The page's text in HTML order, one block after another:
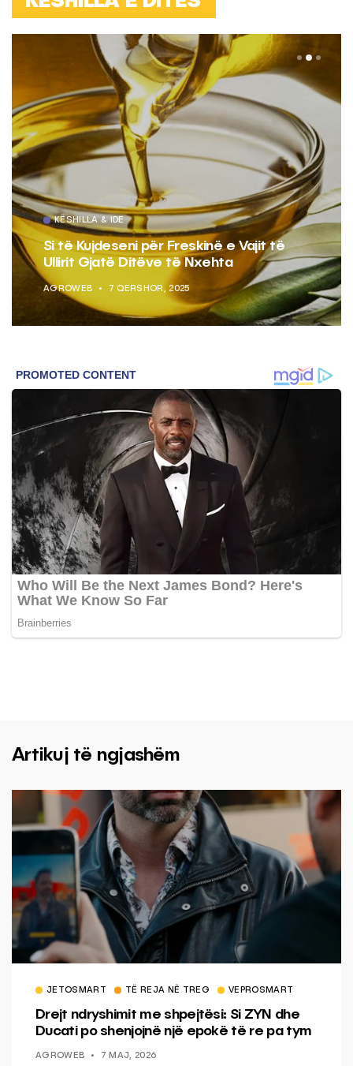
KËSHILLA & IDE
Si të Kujdeseni për Freskinë e Vajit të
Ullirit Gjatë Ditëve të Nxehta
AGROWEB 7 QERSHOR, 2025
Artikuj të ngjashëm
JETOSMART TË REJA NË TREG VEPROSMART
Drejt ndryshimit me shpejtësi: Si ZYN dhe
Ducati po shenjojnë një epokë të re pa tym
AGROWEB 7 MAJ, 2026